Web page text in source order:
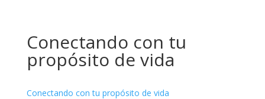
Conectando con tu
propósito de vida
Conectando con tu propósito de vida